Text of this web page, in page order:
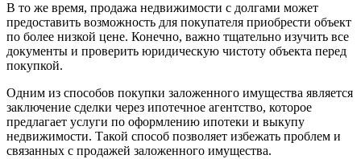
В то же время, продажа недвижимости с долгами может
предоставить возможность для покупателя приобрести объект
по более низкой цене. Конечно, важно тщательно изучить все
документы и проверить юридическую чистоту объекта перед
покупкой.
Одним из способов покупки заложенного имущества является
заключение сделки через ипотечное агентство, которое
предлагает услуги по оформлению ипотеки и выкупу
недвижимости. Такой способ позволяет избежать проблем и
связанных с продажей заложенного имущества.